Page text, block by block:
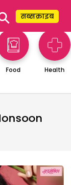
सब्सक्राइब
Food Health